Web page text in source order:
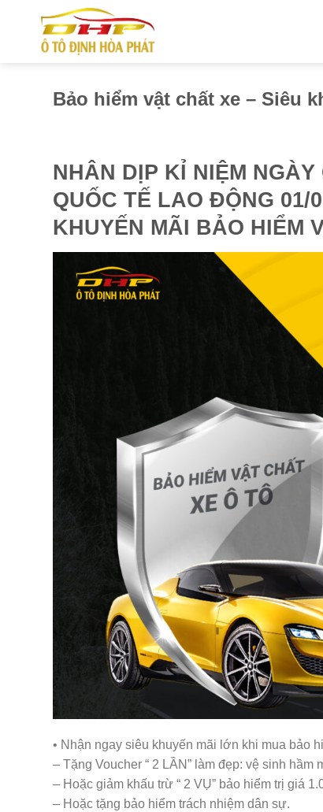
Bảo hiểm vật chất xe – Siêu
NHÂN DỊP KỈ NIỆM
QUỐC TẾ LAO ĐỘNG 01/
KHUYẾN MÃI BẢO HIỂM
• Nhận ngay siêu khuyến mãi lớn khi mua bảo
– Tặng Voucher “ 2 LẦN” làm đẹp: vệ sinh
– Hoặc giảm khấu trừ “ 2 VỤ” bảo hiểm trị giá
– Hoặc tặng bảo hiểm trách nhiệm dân sự.